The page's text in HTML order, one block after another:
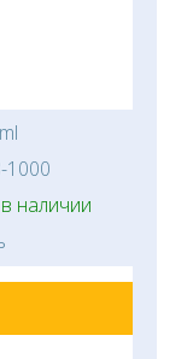
1000
наличии